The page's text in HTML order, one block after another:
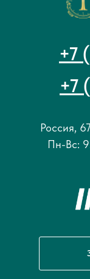
Россия,
Пн-Вс:
+7
+7